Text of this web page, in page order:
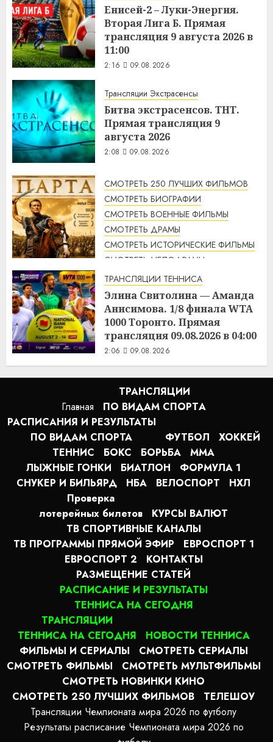
Енисей-2 – Луки-Энергия.
Вторая Лига Б. Прямая
трансляция 9 августа 2026 в
11:00
2:16 09.08.2026
Трансляции Экстрасенсы
Битва экстрасенсов. ТНТ.
Прямая трансляция 9
августа 2026
2:08 09.08.2026
СМОТРЕТЬ 250 ЛУЧШИХ ФИЛЬМОВ
СМОТРЕТЬ БИОГРАФИИ
СМОТРЕТЬ ВОЕННЫЕ ФИЛЬМЫ
СМОТРЕТЬ ДРАМЫ
СМОТРЕТЬ ИСТОРИЧЕСКИЕ ФИЛЬМЫ
СМОТРЕТЬ МЕЛОДРАМЫ
СМОТРЕТЬ ПРИКЛЮЧЕНЧЕСКИЕ ФИЛЬМЫ
Спартак / Spartacus (1960)
смотреть онлайн
2:07 09.08.2026
ТРАНСЛЯЦИИ ТЕННИСА
Элина Свитолина — Аманда
Анисимова. 1/8 финала WTA
1000 Торонто. Прямая
трансляция 09.08.2026 в 04:00
2:06 09.08.2026
Главная
ТРАНСЛЯЦИИ
ПО ВИДАМ СПОРТA
РАСПИСАНИЯ И РЕЗУЛЬТАТЫ
ПО ВИДАМ СПОРТА
ФУТБОЛ
ХОККЕЙ
ТЕННИС
БОКС БОРЬБА
MMA
ЛЫЖНЫЕ ГОНКИ
БИАТЛОН
ФОРМУЛА 1
СНУКЕР И БИЛЬЯРД
НБА ВЕЛОСПОРТ
НХЛ
Проверка
лотерейных билетов
КУРСЫ ВАЛЮТ
ТВ СПОРТИВНЫЕ КАНАЛЫ
ТВ ПРОГРАММЫ ПРЯМОЙ ЭФИР
ЕВРОСПОРТ 1
ЕВРОСПОРТ 2
КОНТАКТЫ
РАЗМЕЩЕНИЕ СТАТЕЙ
РАСПИСАНИЕ И РЕЗУЛЬТАТЫ
ТЕННИСА НА СЕГОДНЯ
ТРАНСЛЯЦИИ
ТЕННИСА НА СЕГОДНЯ
НОВОСТИ ТЕННИСА
ФИЛЬМЫ И СЕРИАЛЫ
СМОТРЕТЬ СЕРИАЛЫ
СМОТРЕТЬ ФИЛЬМЫ
СМОТРЕТЬ МУЛЬТФИЛЬМЫ
СМОТРЕТЬ НОВИНКИ КИНО
СМОТРЕТЬ 250 ЛУЧШИХ ФИЛЬМОВ
ТЕЛЕШОУ
Трансляции Чемпионата мира 2026 по футболу
Результаты расписание Чемпионата мира 2026 по